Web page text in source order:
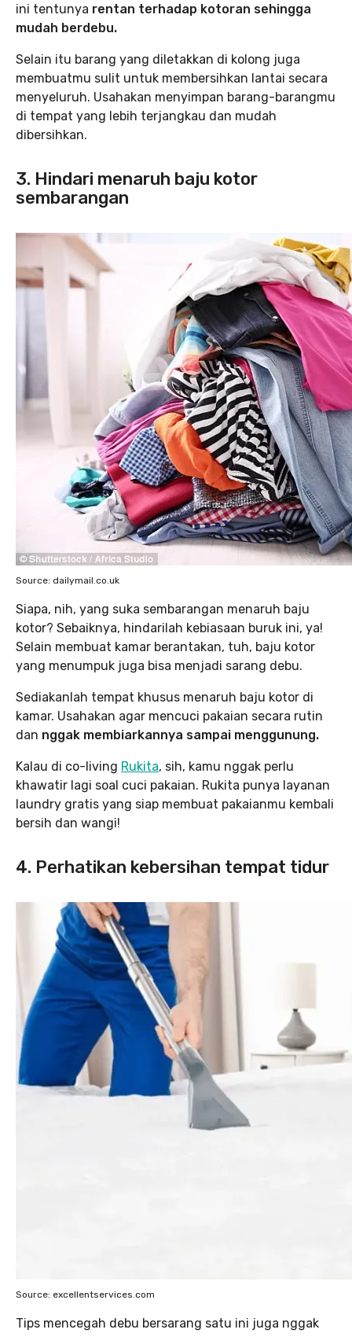
ini tentunya rentan terhadap kotoran sehingga
mudah berdebu.
Selain itu barang yang diletakkan di kolong juga
membuatmu sulit untuk membersihkan lantai secara
menyeluruh. Usahakan menyimpan barang-barangmu
di tempat yang lebih terjangkau dan mudah
dibersihkan.
3. Hindari menaruh baju kotor
sembarangan
Source: dailymail.co.uk
Siapa, nih, yang suka sembarangan menaruh baju
kotor? Sebaiknya, hindarilah kebiasaan buruk ini, ya!
Selain membuat kamar berantakan, tuh, baju kotor
yang menumpuk juga bisa menjadi sarang debu.
Sediakanlah tempat khusus menaruh baju kotor di
kamar. Usahakan agar mencuci pakaian secara rutin
dan nggak membiarkannya sampai menggunung.
Kalau di co-living Rukita, sih, kamu nggak perlu
khawatir lagi soal cuci pakaian. Rukita punya layanan
laundry gratis yang siap membuat pakaianmu kembali
bersih dan wangi!
4. Perhatikan kebersihan tempat tidur
Source: excellentservices.com
Tips mencegah debu bersarang satu ini juga nggak